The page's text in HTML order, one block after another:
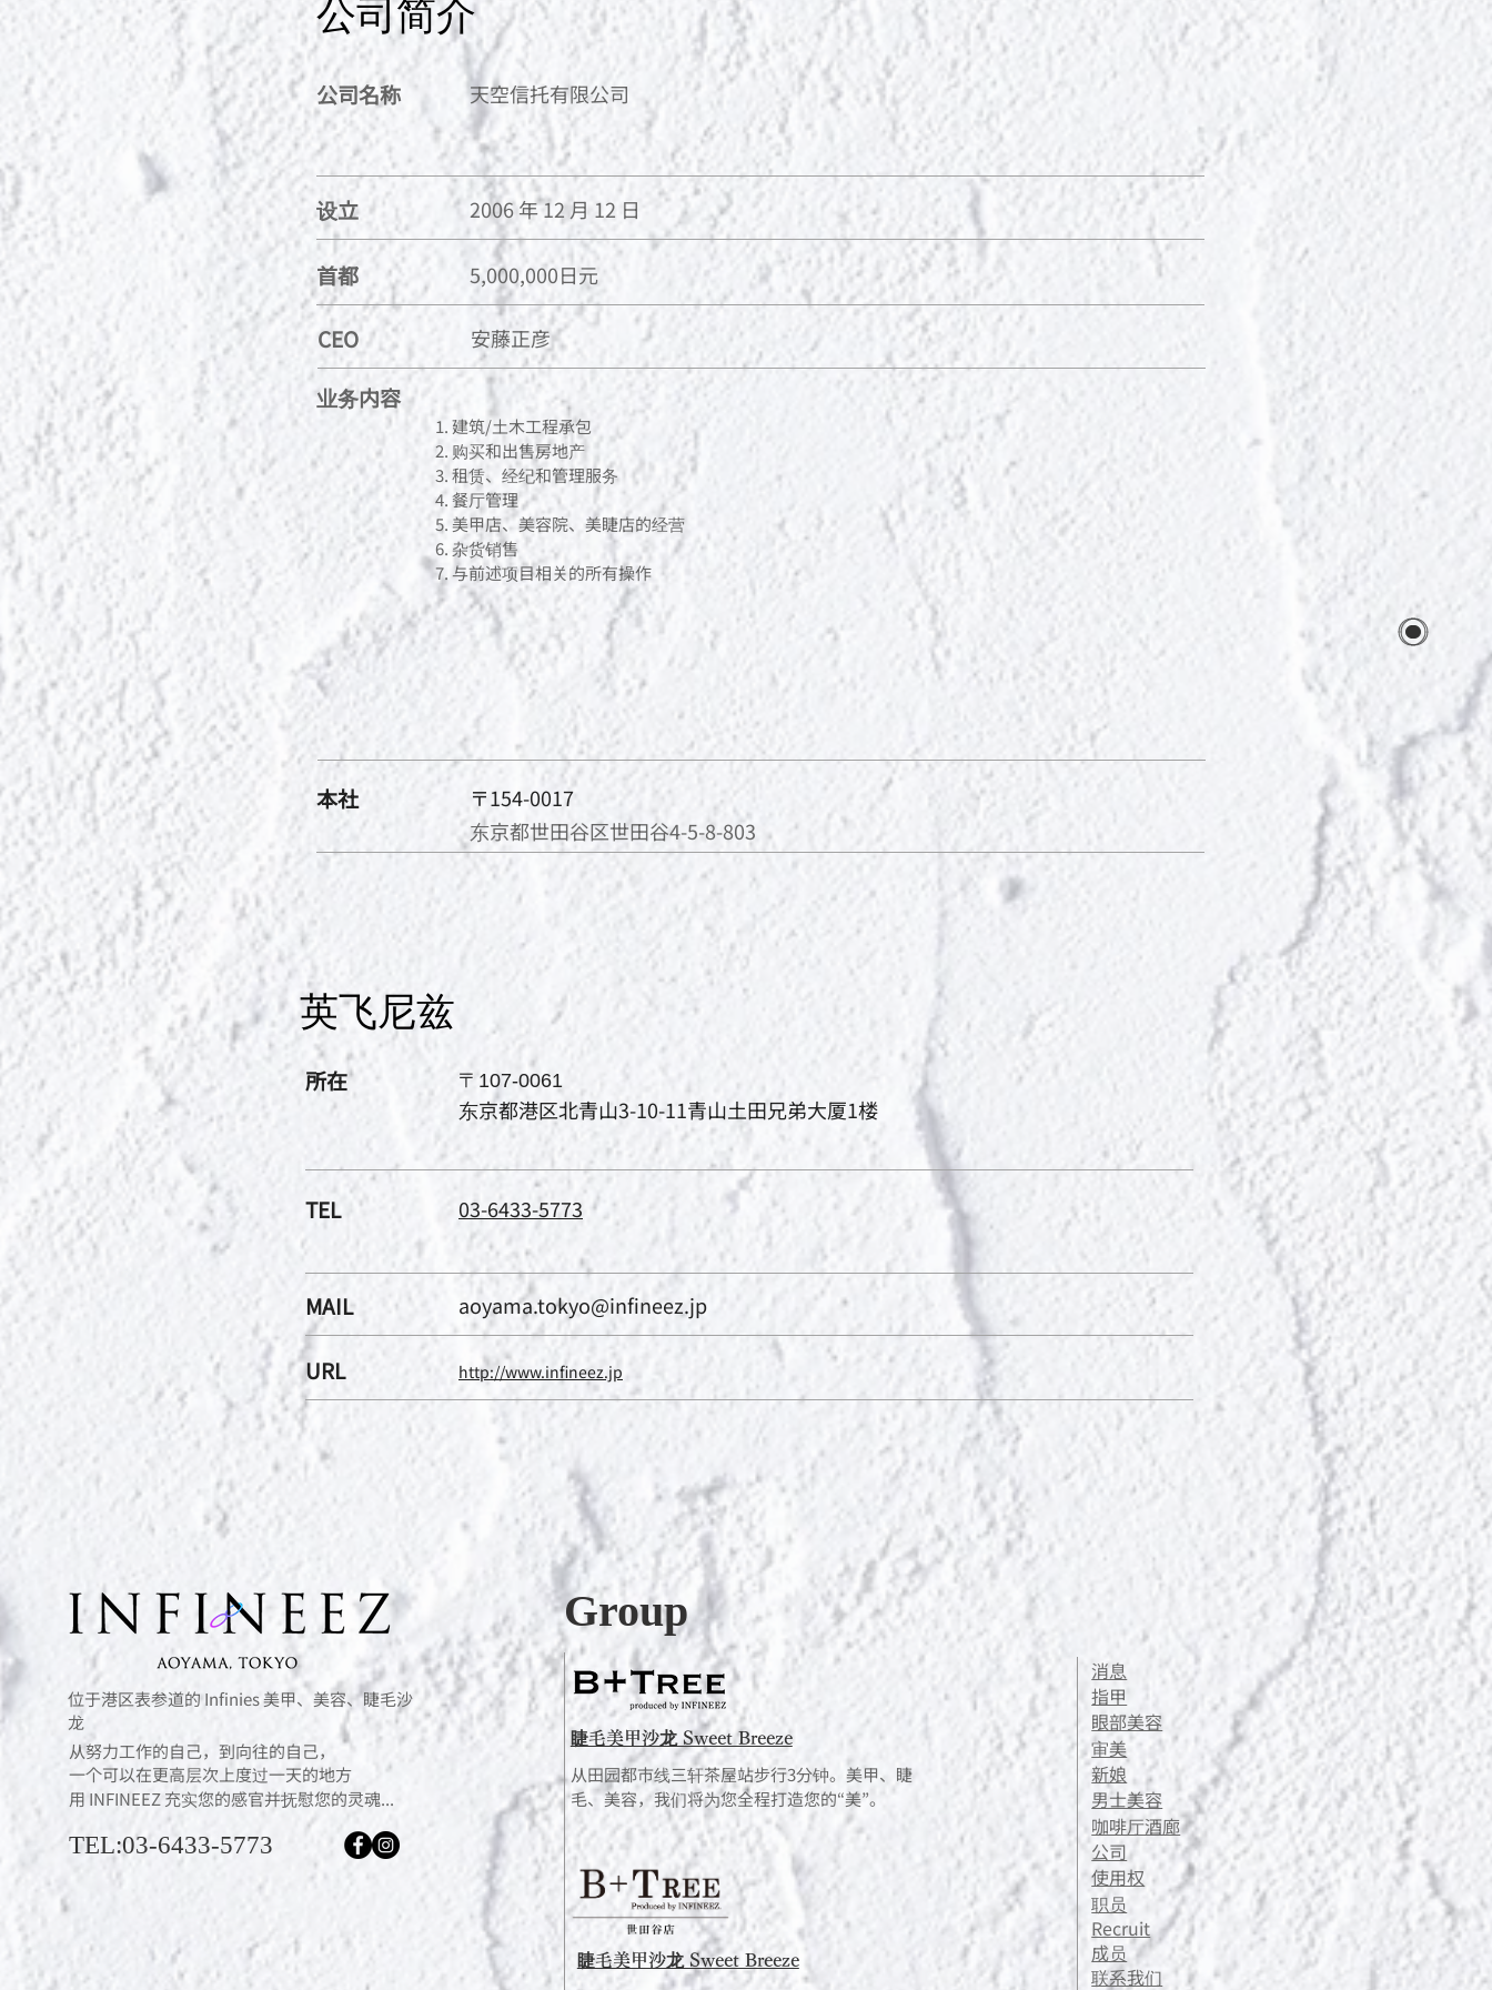
公司简介
公司名称 天空信托有限公司
设立 2006 年 12 月 12 日
首都 5,000,000日元
CEO 安藤正彦
业务内容
建筑/土木工程承包
购买和出售房地产
租赁、经纪和管理服务
餐厅管理
美甲店、美容院、美睫店的经营
杂货销售
与前述项目相关的所有操作
本社
〒154-0017
东京都世田谷区世田谷4-5-8-803
英飞尼兹
所在 〒107-0061
东京都港区北青山3-10-11青山土田兄弟大厦1楼
TEL 03-6433-5773
MAIL aoyama.tokyo@infineez.jp
URL http://www.infineez.jp
位于港区表参道的 Infinies 美甲、美容、睫毛沙
龙
从努力工作的自己，到向往的自己，
一个可以在更高层次上度过一天的地方
用 INFINEEZ 充实您的感官并抚慰您的灵魂...
TEL:03-6433-5773
Group
从田园都市线三轩茶屋站步行3分钟。美甲、睫
毛、美容，我们将为您全程打造您的“美”。
睫毛美甲沙龙 Sweet Breeze
睫毛美甲沙龙 Sweet Breeze
消息
指甲
眼部美容
审美
新娘
男士美容
咖啡厅酒廊
公司
使用权
职员
Recruit
成员
联系我们